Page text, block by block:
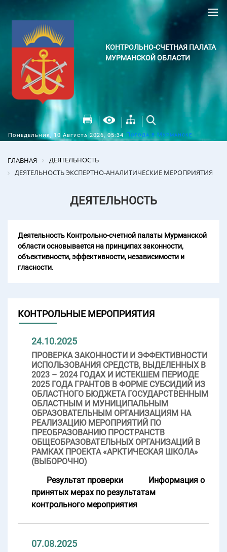
КОНТРОЛЬНО-СЧЕТНАЯ ПАЛАТА
МУРМАНСКОЙ ОБЛАСТИ
Понедельник, 10 Августа 2026, 05:34 Погода в Мурманске
ГЛАВНАЯ
ДЕЯТЕЛЬНОСТЬ
ДЕЯТЕЛЬНОСТЬ ЭКСПЕРТНО-АНАЛИТИЧЕСКИЕ МЕРОПРИЯТИЯ
ДЕЯТЕЛЬНОСТЬ
Деятельность Контрольно-счетной палаты Мурманской
области основывается на принципах законности,
объективности, эффективности, независимости и
гласности.
КОНТРОЛЬНЫЕ МЕРОПРИЯТИЯ
24.10.2025
ПРОВЕРКА ЗАКОННОСТИ И ЭФФЕКТИВНОСТИ
ИСПОЛЬЗОВАНИЯ СРЕДСТВ, ВЫДЕЛЕННЫХ В
2023 – 2024 ГОДАХ И ИСТЕКШЕМ ПЕРИОДЕ
2025 ГОДА ГРАНТОВ В ФОРМЕ СУБСИДИЙ ИЗ
ОБЛАСТНОГО БЮДЖЕТА ГОСУДАРСТВЕННЫМ
ОБЛАСТНЫМ И МУНИЦИПАЛЬНЫМ
ОБРАЗОВАТЕЛЬНЫМ ОРГАНИЗАЦИЯМ НА
РЕАЛИЗАЦИЮ МЕРОПРИЯТИЙ ПО
ПРЕОБРАЗОВАНИЮ ПРОСТРАНСТВ
ОБЩЕОБРАЗОВАТЕЛЬНЫХ ОРГАНИЗАЦИЙ В
РАМКАХ ПРОЕКТА «АРКТИЧЕСКАЯ ШКОЛА»
(ВЫБОРОЧНО)
Результат проверки
Информация о
принятых мерах по результатам
контрольного мероприятия
07.08.2025